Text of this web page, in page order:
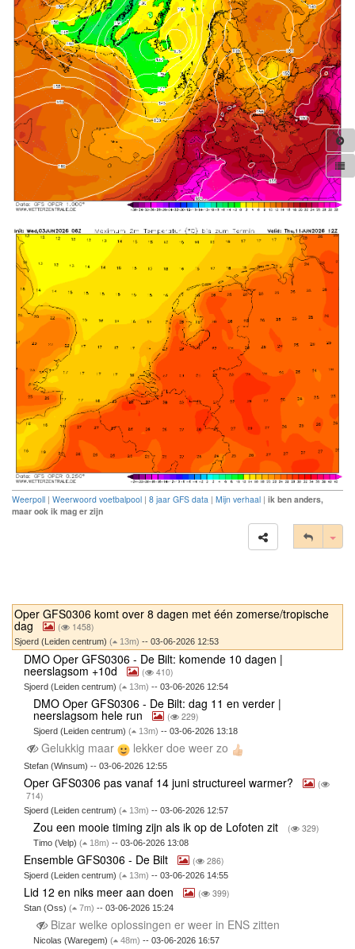
Weerpoll | Weerwoord voetbalpool | 8 jaar GFS data | Mijn verhaal | ik ben anders,
maar ook ik mag er zijn
Oper GFS0306 komt over 8 dagen met één zomerse/tropische
dag ( 1458)
Sjoerd (Leiden centrum) ( 13m) -- 03-06-2026 12:53
DMO Oper GFS0306 - De Bilt: komende 10 dagen |
neerslagsom +10d ( 410)
Sjoerd (Leiden centrum) ( 13m) -- 03-06-2026 12:54
DMO Oper GFS0306 - De Bilt: dag 11 en verder |
neerslagsom hele run ( 229)
Sjoerd (Leiden centrum)( 13m) -- 03-06-2026 13:18
Gelukkig maar lekker doe weer zo
Stefan (Winsum) -- 03-06-2026 12:55
Oper GFS0306 pas vanaf 14 juni structureel warmer?
(
714)
Sjoerd (Leiden centrum) ( 13m) -- 03-06-2026 12:57
Zou een mooie timing zijn als ik op de Lofoten zit ( 329)
Timo (Velp)( 18m) -- 03-06-2026 13:08
Ensemble GFS0306 - De Bilt ( 286)
Sjoerd (Leiden centrum) ( 13m) -- 03-06-2026 14:55
Lid 12 en niks meer aan doen ( 399)
Stan (Oss) ( 7m) -- 03-06-2026 15:24
Bizar welke oplossingen er weer in ENS zitten
Nicolas (Waregem)( 48m) -- 03-06-2026 16:57